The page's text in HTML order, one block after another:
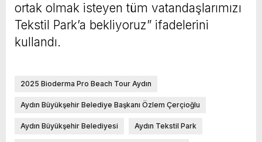
ortak olmak isteyen tüm vatandaşlarımızı
Tekstil Park’a bekliyoruz” ifadelerini
kullandı.
2025 Bioderma Pro Beach Tour Aydın
Aydın Büyükşehir Belediye Başkanı Özlem Çerçioğlu
Aydın Büyükşehir Belediyesi Aydın Tekstil Park